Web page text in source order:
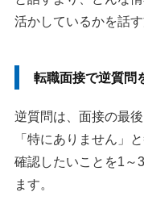
活かしているかを話す
転職面接で逆質問
逆質問は、面接の最
「特にありません」
確認したいことを1～
ます。